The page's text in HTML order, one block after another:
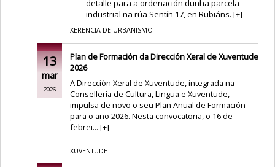
detalle para a ordenación dunha parcela
industrial na rúa Sentín 17, en Rubiáns.[+]
XERENCIA DE URBANISMO
13
mar
2026
Plan de Formación da Dirección Xeral de Xuventude
2026
A Dirección Xeral de Xuventude, integrada na
Consellería de Cultura, Lingua e Xuventude,
impulsa de novo o seu Plan Anual de Formación
para o ano 2026. Nesta convocatoria, o 16 de
febrei...[+]
XUVENTUDE